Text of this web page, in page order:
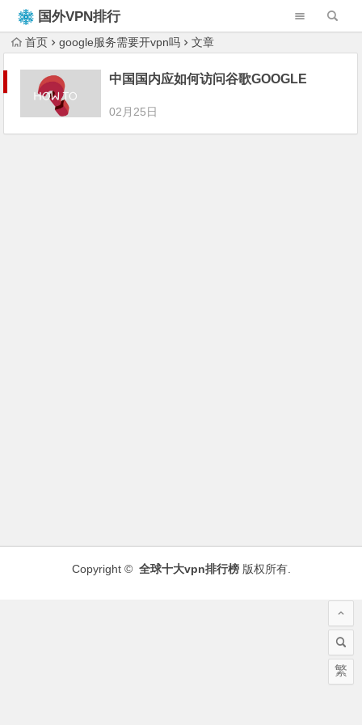
国外VPN排行
榜首页 google服务需要开vpn吗 文章
中国国内应如何访问谷歌GOOGLE
02月25日
Copyright © 全球十大vpn排行榜版权所有.
繁